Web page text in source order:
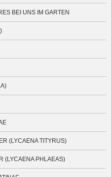
BEI UNS IM GARTEN
(LYCAENA TITYRUS)
(LYCAENA PHLAEAS)